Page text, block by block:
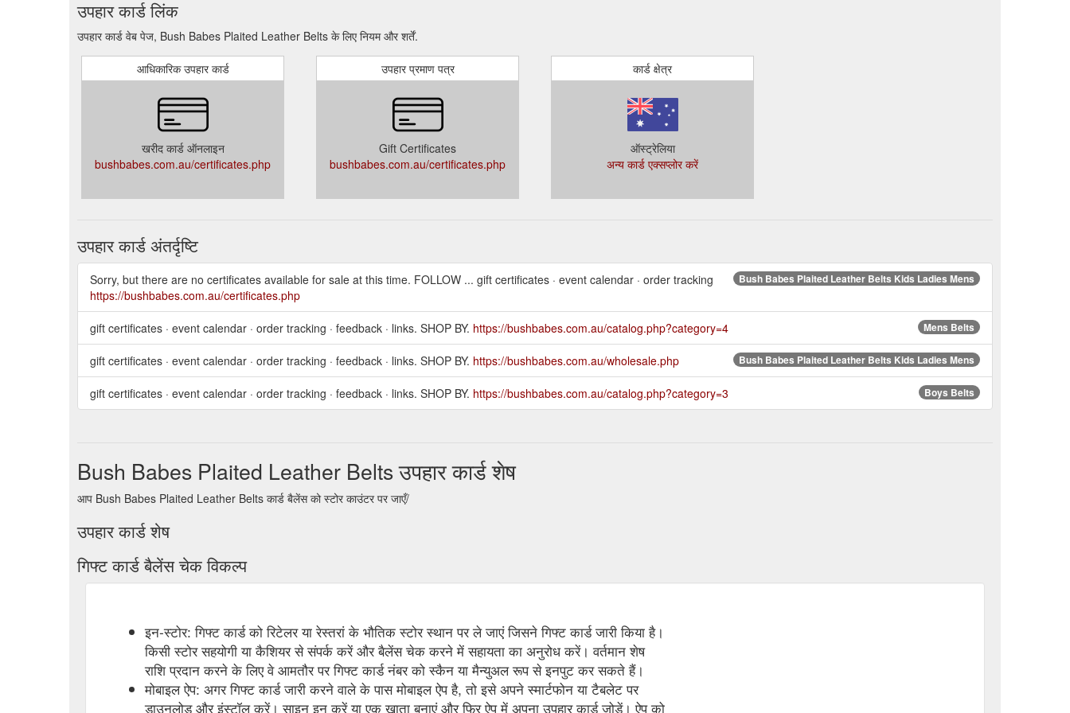
उपहार कार्ड लिंक
उपहार कार्ड वेब पेज, Bush Babes Plaited Leather Belts के लिए नियम और शर्तें.
आधिकारिक उपहार कार्ड
खरीद कार्ड ऑनलाइन
bushbabes.com.au/certificates.php
उपहार प्रमाण पत्र
Gift Certificates
bushbabes.com.au/certificates.php
कार्ड क्षेत्र
ऑस्ट्रेलिया
अन्य कार्ड एक्सप्लोर करें
उपहार कार्ड अंतर्दृष्टि
Bush Babes Plaited Leather Belts Kids Ladies Mens
Sorry, but there are no certificates available for sale at this time. FOLLOW ... gift certificates · event calendar · order tracking
https://bushbabes.com.au/certificates.php
Mens Belts
gift certificates · event calendar · order tracking · feedback · links. SHOP BY. https://bushbabes.com.au/catalog.php?category=4
Bush Babes Plaited Leather Belts Kids Ladies Mens
gift certificates · event calendar · order tracking · feedback · links. SHOP BY. https://bushbabes.com.au/wholesale.php
Boys Belts
gift certificates · event calendar · order tracking · feedback · links. SHOP BY. https://bushbabes.com.au/catalog.php?category=3
Bush Babes Plaited Leather Belts उपहार कार्ड शेष
आप Bush Babes Plaited Leather Belts कार्ड बैलेंस को स्टोर काउंटर पर जाएँ/
उपहार कार्ड शेष
गिफ्ट कार्ड बैलेंस चेक विकल्प
इन-स्टोर: गिफ्ट कार्ड को रिटेलर या रेस्तरां के भौतिक स्टोर स्थान पर ले जाएं जिसने गिफ्ट कार्ड जारी किया है।
किसी स्टोर सहयोगी या कैशियर से संपर्क करें और बैलेंस चेक करने में सहायता का अनुरोध करें। वर्तमान शेष
राशि प्रदान करने के लिए वे आमतौर पर गिफ्ट कार्ड नंबर को स्कैन या मैन्युअल रूप से इनपुट कर सकते हैं।
मोबाइल ऐप: अगर गिफ्ट कार्ड जारी करने वाले के पास मोबाइल ऐप है, तो इसे अपने स्मार्टफोन या टैबलेट पर
डाउनलोड और इंस्टॉल करें। साइन इन करें या एक खाता बनाएं और फिर ऐप में अपना उपहार कार्ड जोड़ें। ऐप को